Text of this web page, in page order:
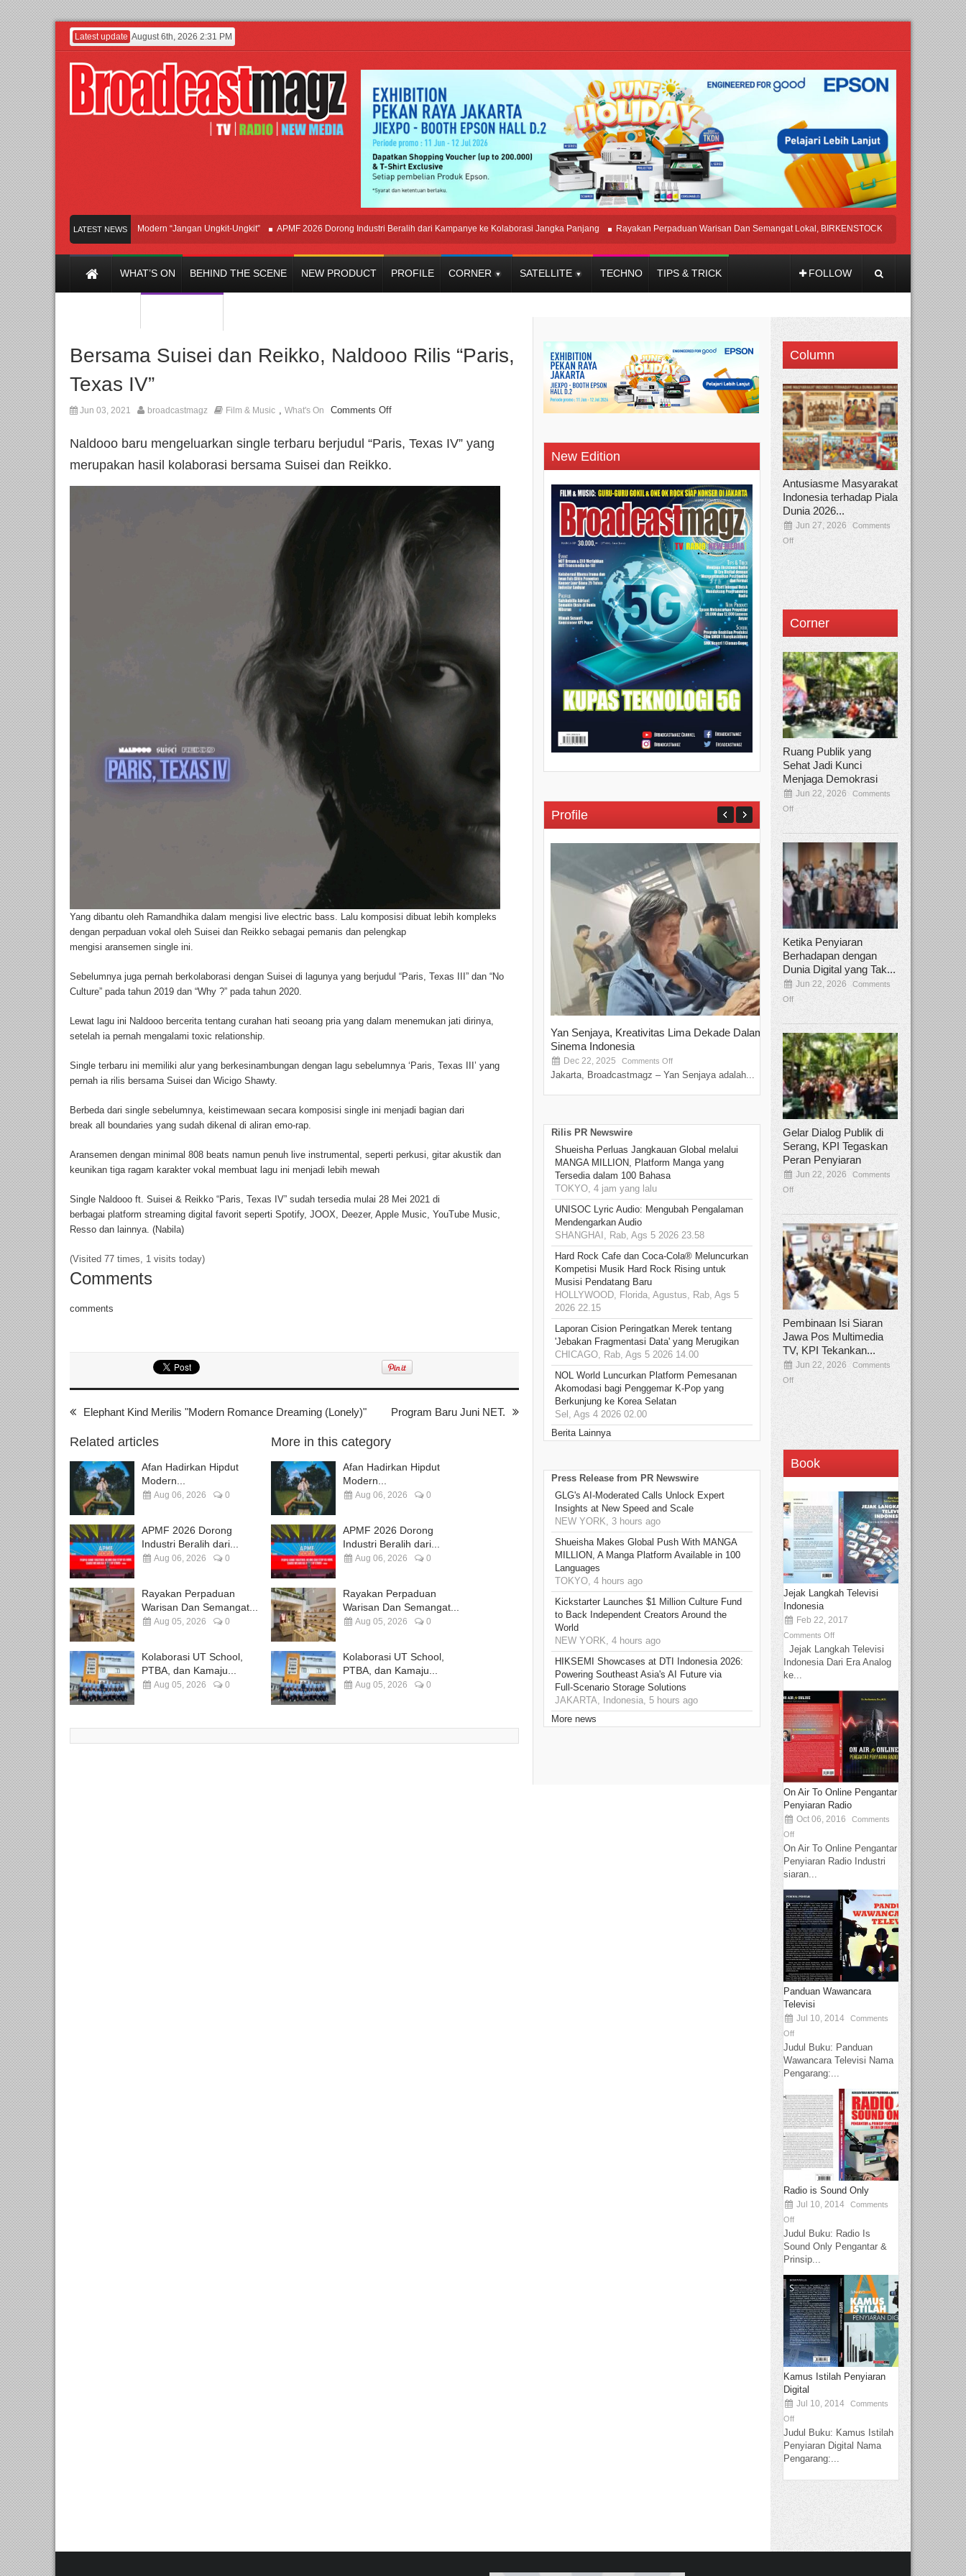
Latest update August 6th, 2026 2:31 PM
LATEST NEWS
Afan Hadirkan Hipdut Modern “Jangan Ungkit-Ungkit” APMF 2026 Dorong Industri Beralih dari Kampanye ke Kolaborasi Jangka Panjang Rayakan Perpaduan Warisan Dan Semangat Lokal, BIRKENSTOCK INDONESIA Membuka
WHAT’S ON BEHIND THE SCENE NEW PRODUCT PROFILE CORNER SATELLITE TECHNO TIPS & TRICK FOLLOW
Bersama Suisei dan Reikko, Naldooo Rilis “Paris,
Texas IV”
Jun 03, 2021 broadcastmagz Film & Music , What's On Comments Off
Naldooo baru mengeluarkan single terbaru berjudul “Paris, Texas IV” yang
merupakan hasil kolaborasi bersama Suisei dan Reikko.
Yang dibantu oleh Ramandhika dalam mengisi live electric bass. Lalu komposisi dibuat lebih kompleks
dengan perpaduan vokal oleh Suisei dan Reikko sebagai pemanis dan pelengkap
mengisi aransemen single ini.
Sebelumnya juga pernah berkolaborasi dengan Suisei di lagunya yang berjudul “Paris, Texas III” dan “No
Culture” pada tahun 2019 dan “Why ?” pada tahun 2020.
Lewat lagu ini Naldooo bercerita tentang curahan hati seoang pria yang dalam menemukan jati dirinya,
setelah ia pernah mengalami toxic relationship.
Single terbaru ini memiliki alur yang berkesinambungan dengan lagu sebelumnya ‘Paris, Texas III’ yang
pernah ia rilis bersama Suisei dan Wicigo Shawty.
Berbeda dari single sebelumnya, keistimewaan secara komposisi single ini menjadi bagian dari
break all boundaries yang sudah dikenal di aliran emo-rap.
Aransemen dengan minimal 808 beats namun penuh live instrumental, seperti perkusi, gitar akustik dan
keunikan tiga ragam karakter vokal membuat lagu ini menjadi lebih mewah
Single Naldooo ft. Suisei & Reikko “Paris, Texas IV” sudah tersedia mulai 28 Mei 2021 di
berbagai platform streaming digital favorit seperti Spotify, JOOX, Deezer, Apple Music, YouTube Music,
Resso dan lainnya. (Nabila)
(Visited 77 times, 1 visits today)
Comments
comments
Elephant Kind Merilis "Modern Romance Dreaming (Lonely)" Program Baru Juni NET.
Related articles
Afan Hadirkan Hipdut
Modern...
Aug 06, 2026 0
APMF 2026 Dorong
Industri Beralih dari...
Aug 06, 2026 0
Rayakan Perpaduan
Warisan Dan Semangat...
Aug 05, 2026 0
Kolaborasi UT School,
PTBA, dan Kamaju...
Aug 05, 2026 0
More in this category
Afan Hadirkan Hipdut
Modern...
Aug 06, 2026 0
APMF 2026 Dorong
Industri Beralih dari...
Aug 06, 2026 0
Rayakan Perpaduan
Warisan Dan Semangat...
Aug 05, 2026 0
Kolaborasi UT School,
PTBA, dan Kamaju...
Aug 05, 2026 0
New Edition
Profile
Yan Senjaya, Kreativitas Lima Dekade Dalam
Sinema Indonesia
Dec 22, 2025 Comments Off
Jakarta, Broadcastmagz – Yan Senjaya adalah...
Tamee Irelly Menjadi Juri Open
Film Terbaru...
Sep 08, 2025 Comments Off
Bekasi, Broadcastmagz – Dalam upaya
talenta...
Rilis PR Newswire
Shueisha Perluas Jangkauan Global melalui
MANGA MILLION, Platform Manga yang
Tersedia dalam 100 Bahasa
TOKYO, 4 jam yang lalu
UNISOC Lyric Audio: Mengubah Pengalaman
Mendengarkan Audio
SHANGHAI, Rab, Ags 5 2026 23.58
Hard Rock Cafe dan Coca-Cola® Meluncurkan
Kompetisi Musik Hard Rock Rising untuk
Musisi Pendatang Baru
HOLLYWOOD, Florida, Agustus, Rab, Ags 5
2026 22.15
Laporan Cision Peringatkan Merek tentang
'Jebakan Fragmentasi Data' yang Merugikan
CHICAGO, Rab, Ags 5 2026 14.00
NOL World Luncurkan Platform Pemesanan
Akomodasi bagi Penggemar K-Pop yang
Berkunjung ke Korea Selatan
Sel, Ags 4 2026 02.00
Berita Lainnya
Press Release from PR Newswire
GLG's AI-Moderated Calls Unlock Expert
Insights at New Speed and Scale
NEW YORK, 3 hours ago
Shueisha Makes Global Push With MANGA
MILLION, A Manga Platform Available in 100
Languages
TOKYO, 4 hours ago
Kickstarter Launches $1 Million Culture Fund
to Back Independent Creators Around the
World
NEW YORK, 4 hours ago
HIKSEMI Showcases at DTI Indonesia 2026:
Powering Southeast Asia's AI Future via
Full‑Scenario Storage Solutions
JAKARTA, Indonesia, 5 hours ago
More news
Column
Antusiasme Masyarakat
Indonesia terhadap Piala
Dunia 2026...
Jun 27, 2026
Comments
Off
Corner
Ruang Publik yang
Sehat Jadi Kunci
Menjaga Demokrasi
Jun 22, 2026
Comments
Off
Ketika Penyiaran
Berhadapan dengan
Dunia Digital yang Tak...
Jun 22, 2026
Comments
Off
Gelar Dialog Publik di
Serang, KPI Tegaskan
Peran Penyiaran
Jun 22, 2026
Comments
Off
Pembinaan Isi Siaran
Jawa Pos Multimedia
TV, KPI Tekankan...
Jun 22, 2026
Comments
Off
Book
Jejak Langkah Televisi
Indonesia
Feb 22, 2017
Comments Off
Jejak Langkah Televisi
Indonesia Dari Era Analog
ke...
On Air To Online Pengantar
Penyiaran Radio
Oct 06, 2016
Comments
Off
On Air To Online Pengantar
Penyiaran Radio Industri
siaran...
Panduan Wawancara
Televisi
Jul 10, 2014
Comments
Off
Judul Buku: Panduan
Wawancara Televisi Nama
Pengarang:...
Radio is Sound Only
Jul 10, 2014
Comments
Off
Judul Buku: Radio Is
Sound Only Pengantar &
Prinsip...
Kamus Istilah Penyiaran
Digital
Jul 10, 2014
Comments
Off
Judul Buku: Kamus Istilah
Penyiaran Digital Nama
Pengarang:...